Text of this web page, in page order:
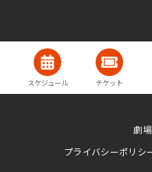
スケジュール チケット
劇
プライバシーポリシ